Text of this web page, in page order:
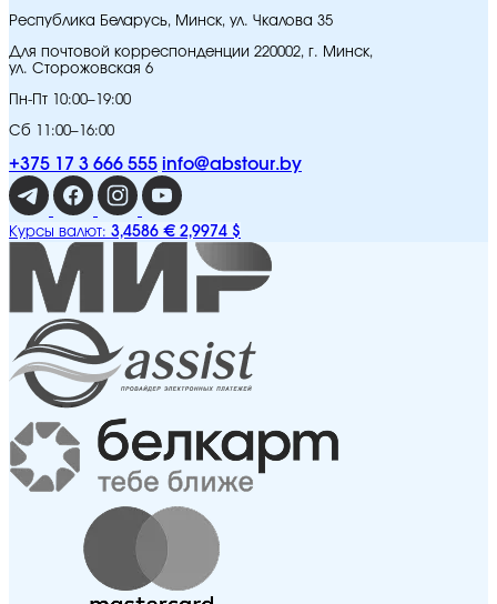
Республика Беларусь, Минск, ул. Чкалова 35
Для почтовой корреспонденции 220002, г. Минск,
ул. Сторожовская 6
Пн-Пт 10:00–19:00
Сб 11:00–16:00
+375 17 3 666 555 info@abstour.by
Курсы валют: 3,4586 € 2,9974 $